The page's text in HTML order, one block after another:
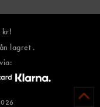
kr!
lagret .